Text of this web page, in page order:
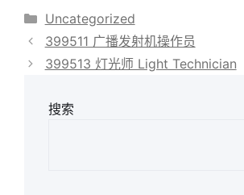
分
类
Uncategorized
399511 广播发射机操作员
399513 灯光师 Light Technician
搜索